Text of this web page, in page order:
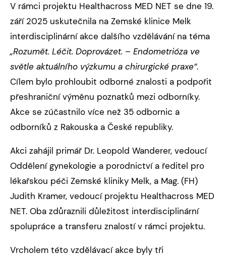
V rámci projektu Healthacross MED NET se dne 19.
září 2025 uskutečnila na Zemské klinice Melk
interdisciplinární akce dalšího vzdělávání na téma
„Rozumět. Léčit. Doprovázet. – Endometrióza ve
světle aktuálního výzkumu a chirurgické praxe“.
Cílem bylo prohloubit odborné znalosti a podpořit
přeshraniční výměnu poznatků mezi odborníky.
Akce se zúčastnilo více než 35 odbornic a
odborníků z Rakouska a České republiky.
Akci zahájil primář Dr. Leopold Wanderer, vedoucí
Oddělení gynekologie a porodnictví a ředitel pro
lékařskou péči Zemské kliniky Melk, a Mag. (FH)
Judith Kramer, vedoucí projektu Healthacross MED
NET. Oba zdůraznili důležitost interdisciplinární
spolupráce a transferu znalostí v rámci projektu.
Vrcholem této vzdělávací akce byly tři